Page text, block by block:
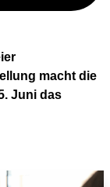
macht die
Juni das